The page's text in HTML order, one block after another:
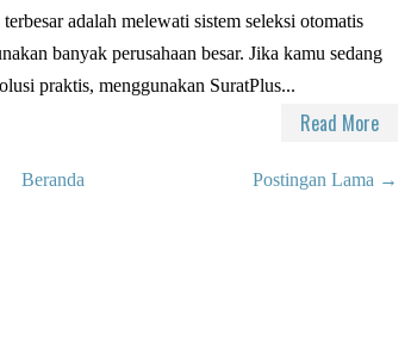
terbesar adalah melewati sistem seleksi otomatis
banyak perusahaan besar. Jika kamu sedang
praktis, menggunakan SuratPlus...
Read More
Postingan Lama →
Beranda